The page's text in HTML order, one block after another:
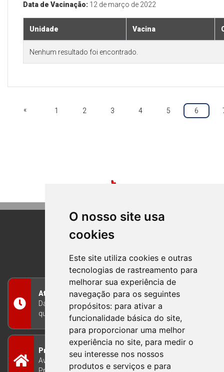
O nosso site usa
cookies
Este site utiliza cookies e outras
tecnologias de rastreamento para
melhorar sua experiência de
navegação para os seguintes
propósitos: para ativar a
funcionalidade básica do site,
para proporcionar uma melhor
experiência no site, para medir o
seu interesse nos nossos
produtos e serviços e para
Data de Vacinação: 12 de março de 2022
Unidade Vacina
Nenhum resultado foi encontrado.
« 1 2 3 4 5 6
BOM PRINCIPIO
RIO GRANDE DO SUL
Atendimento
Das 8h às 12h e das 13h às 17h30, de segunda a
quinta-feira, e nas sextas-feiras das 7h às 13h
Prefeitura Municipal
Avenida Guilherme Winter 65 - Centro Bom